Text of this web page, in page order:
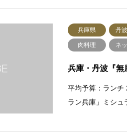
兵庫県 丹
肉料理 ネ
兵庫・丹波『無
平均予算：ランチ
ラン兵庫」ミシ